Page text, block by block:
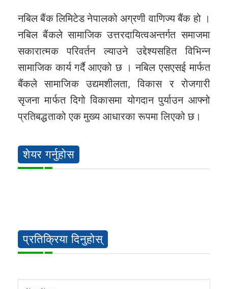
नबिल बैंक लिमिटेड नेपालको अग्रणी वाणिज्य बैंक हो ।
नबिल बैंकले सामाजिक उत्तरदायित्वअन्तर्गत समाजमा
सकारात्मक परिवर्तन ल्याउने उद्देश्यसहित विभिन्न
सामाजिक कार्य गर्दै आएको छ । नबिल एसएसई मार्फत
बैंकले सामाजिक उद्यमशीलता, विकास र रोजगारी
सृजना मार्फत दिगो विकासमा योगदान पुर्याउन आफ्नो
प्रतिबद्धताको एक मुख्य आधारका रूपमा लिएको छ।
शेयर गर्नुहोस
प्रतिक्रिया दिनुहोस्